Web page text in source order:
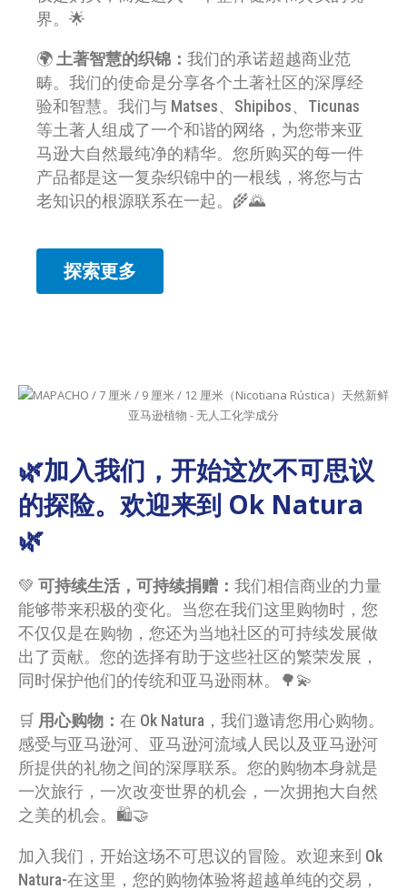
界。🌟
🌍 土著智慧的织锦： 我们的承诺超越商业范
畴。我们的使命是分享各个土著社区的深厚经
验和智慧。我们与 Matses、Shipibos、Ticunas
等土著人组成了一个和谐的网络，为您带来亚
马逊大自然最纯净的精华。您所购买的每一件
产品都是这一复杂织锦中的一根线，将您与古
老知识的根源联系在一起。🌾🌄
探索更多
🌿加入我们，开始这次不可思议
的探险。欢迎来到 Ok Natura
🌿
💚 可持续生活，可持续捐赠： 我们相信商业的力量
能够带来积极的变化。当您在我们这里购物时，您
不仅仅是在购物，您还为当地社区的可持续发展做
出了贡献。您的选择有助于这些社区的繁荣发展，
同时保护他们的传统和亚马逊雨林。🌳💫
🛒 用心购物： 在 Ok Natura，我们邀请您用心购物。
感受与亚马逊河、亚马逊河流域人民以及亚马逊河
所提供的礼物之间的深厚联系。您的购物本身就是
一次旅行，一次改变世界的机会，一次拥抱大自然
之美的机会。🛍️🤝
加入我们，开始这场不可思议的冒险。欢迎来到 Ok
Natura-在这里，您的购物体验将超越单纯的交易，